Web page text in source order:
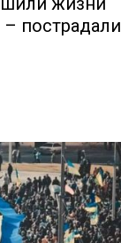
пострадали